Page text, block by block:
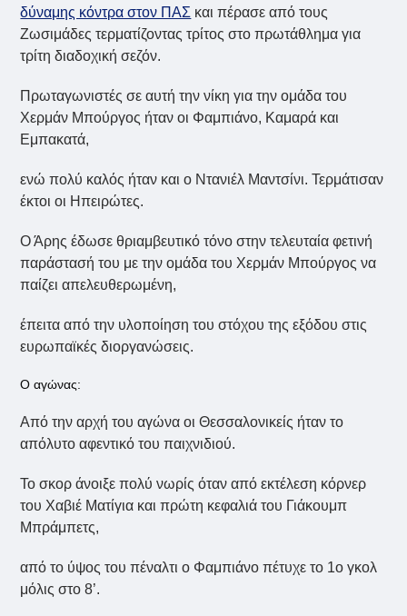
δύναμης κόντρα στον ΠΑΣ και πέρασε από τους
Ζωσιμάδες τερματίζοντας τρίτος στο πρωτάθλημα για
τρίτη διαδοχική σεζόν.
Πρωταγωνιστές σε αυτή την νίκη για την ομάδα του
Χερμάν Μπούργος ήταν οι Φαμπιάνο, Καμαρά και
Εμπακατά,
ενώ πολύ καλός ήταν και ο Ντανιέλ Μαντσίνι. Τερμάτισαν
έκτοι οι Ηπειρώτες.
Ο Άρης έδωσε θριαμβευτικό τόνο στην τελευταία φετινή
παράστασή του με την ομάδα του Χερμάν Μπούργος να
παίζει απελευθερωμένη,
έπειτα από την υλοποίηση του στόχου της εξόδου στις
ευρωπαϊκές διοργανώσεις.
Ο αγώνας:
Από την αρχή του αγώνα οι Θεσσαλονικείς ήταν το
απόλυτο αφεντικό του παιχνιδιού.
Το σκορ άνοιξε πολύ νωρίς όταν από εκτέλεση κόρνερ
του Χαβιέ Ματίγια και πρώτη κεφαλιά του Γιάκουμπ
Μπράμπετς,
από το ύψος του πέναλτι ο Φαμπιάνο πέτυχε το 1ο γκολ
μόλις στο 8’.